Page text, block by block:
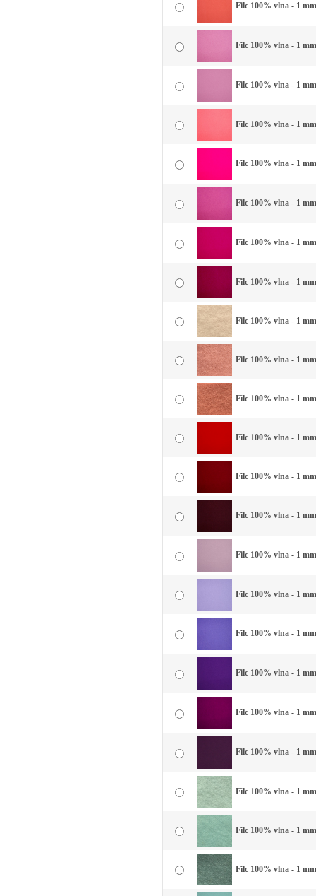
Filc 100% vlna - 1
Filc 100% vlna - 1
Filc 100% vlna - 1
Filc 100% vlna - 1
Filc 100% vlna - 1
Filc 100% vlna - 1
Filc 100% vlna - 1
Filc 100% vlna - 1
Filc 100% vlna - 1
Filc 100% vlna - 1
Filc 100% vlna - 1
Filc 100% vlna - 1
Filc 100% vlna - 1
Filc 100% vlna - 1
Filc 100% vlna - 1
Filc 100% vlna - 1
Filc 100% vlna - 1
Filc 100% vlna - 1
Filc 100% vlna - 1
Filc 100% vlna - 1
Filc 100% vlna - 1
Filc 100% vlna - 1
Filc 100% vlna - 1